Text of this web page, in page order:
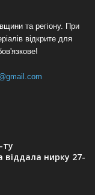
та регіону. При
відкрите для
ту
нирку 27-